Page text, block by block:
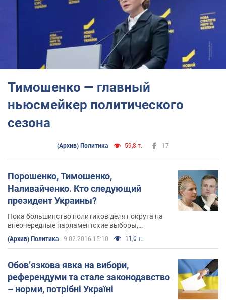
Тимошенко — главный
ньюсмейкер политического
сезона
(Архив) Политика 59,8 т. 17
Порошенко, Тимошенко,
Наливайченко. Кто следующий
президент Украины?
Пока большинство политиков делят округа на
внеочередные парламентские выборы,
некоторые из них уже концентрируют свои
стратегии на следующих президентских
Порошенко, Юлия Тимошенко и ... Валентин
Наливайченко
(Архив) Политика 9.02.2016 15:10 11,0 т.
Обов’язкова явка на вибори,
референдуми та стале законодавство
– норми, потрібні Україні